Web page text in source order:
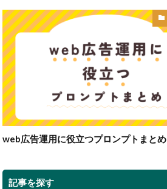
web広告運用に役立つプロンプトまとめ
記事を探す